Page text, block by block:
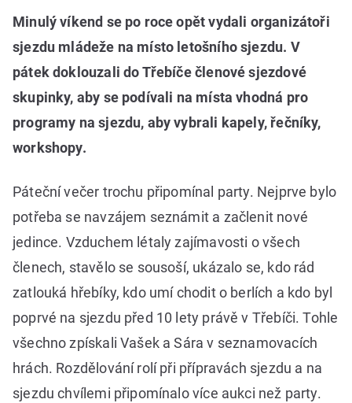
Minulý víkend se po roce opět vydali organizátoři
sjezdu mládeže na místo letošního sjezdu. V
pátek doklouzali do Třebíče členové sjezdové
skupinky, aby se podívali na místa vhodná pro
programy na sjezdu, aby vybrali kapely, řečníky,
workshopy.
Páteční večer trochu připomínal party. Nejprve bylo
potřeba se navzájem seznámit a začlenit nové
jedince. Vzduchem létaly zajímavosti o všech
členech, stavělo se sousoší, ukázalo se, kdo rád
zatlouká hřebíky, kdo umí chodit o berlích a kdo byl
poprvé na sjezdu před 10 lety právě v Třebíči. Tohle
všechno zpískali Vašek a Sára v seznamovacích
hrách. Rozdělování rolí při přípravách sjezdu a na
sjezdu chvílemi připomínalo více aukci než party.